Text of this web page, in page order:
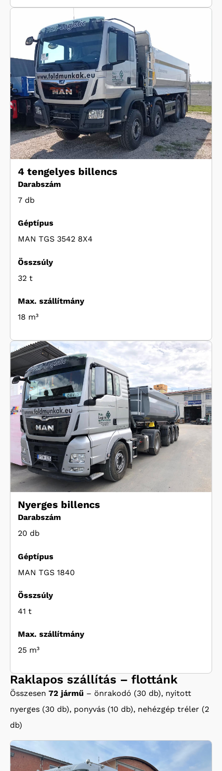
4 tengelyes billencs
Darabszám
7 db
Géptípus
MAN TGS 3542 8X4
Összsúly
32 t
Max. szállítmány
18 m³
Nyerges billencs
Darabszám
20 db
Géptípus
MAN TGS 1840
Összsúly
41 t
Max. szállítmány
25 m³
Raklapos szállítás – flottánk
Összesen 72 jármű – önrakodó (30 db), nyitott
nyerges (30 db), ponyvás (10 db), nehézgép tréler (2
db)